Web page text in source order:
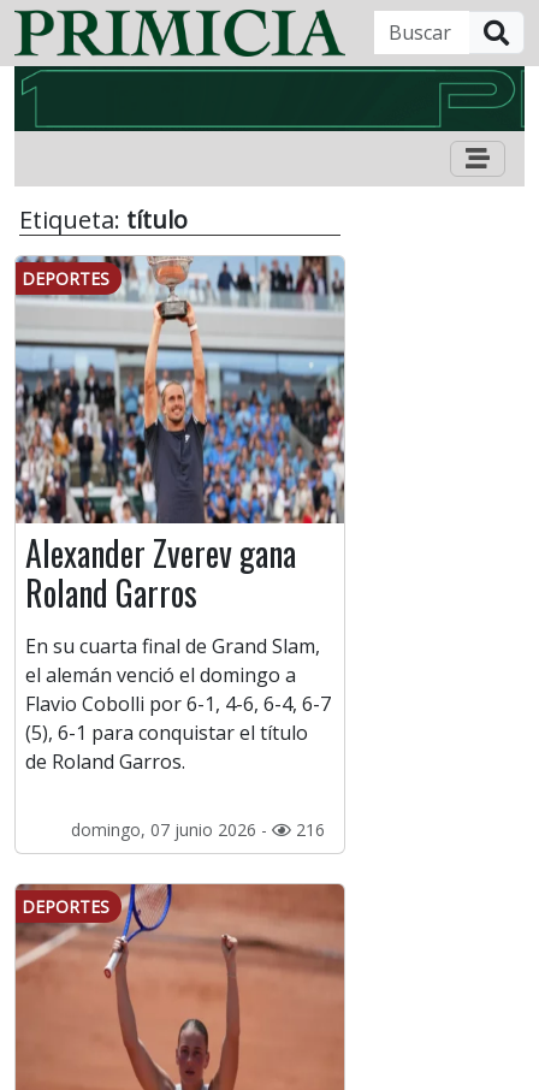
Etiqueta: título
DEPORTES
Alexander Zverev gana
Roland Garros
En su cuarta final de Grand Slam,
el alemán venció el domingo a
Flavio Cobolli por 6-1, 4-6, 6-4, 6-7
(5), 6-1 para conquistar el título
de Roland Garros.
domingo, 07 junio 2026 - 216
DEPORTES